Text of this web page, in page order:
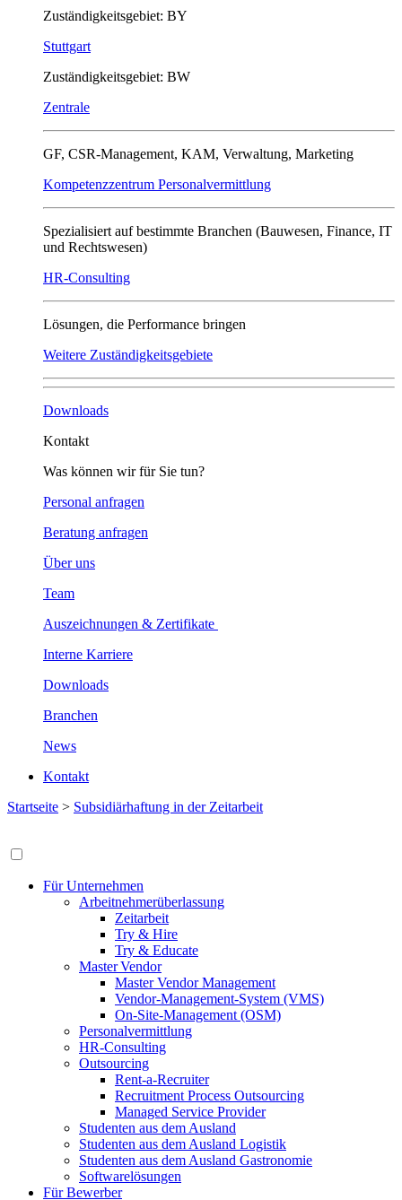
Zuständigkeitsgebiet: BY
Stuttgart
Zuständigkeitsgebiet: BW
Zentrale
GF, CSR-Management, KAM, Verwaltung, Marketing
Kompetenzzentrum Personalvermittlung
Spezialisiert auf bestimmte Branchen (Bauwesen, Finance, IT
und Rechtswesen)
HR-Consulting
Lösungen, die Performance bringen
Weitere Zuständigkeitsgebiete
Downloads
Kontakt
Was können wir für Sie tun?
Personal anfragen
Beratung anfragen
Über uns
Team
Auszeichnungen & Zertifikate
Interne Karriere
Downloads
Branchen
News
Kontakt
Startseite > Subsidiärhaftung in der Zeitarbeit
Für Unternehmen
Arbeitnehmerüberlassung
Zeitarbeit
Try & Hire
Try & Educate
Master Vendor
Master Vendor Management
Vendor-Management-System (VMS)
On-Site-Management (OSM)
Personalvermittlung
HR-Consulting
Outsourcing
Rent-a-Recruiter
Recruitment Process Outsourcing
Managed Service Provider
Studenten aus dem Ausland
Studenten aus dem Ausland Logistik
Studenten aus dem Ausland Gastronomie
Softwarelösungen
Für Bewerber